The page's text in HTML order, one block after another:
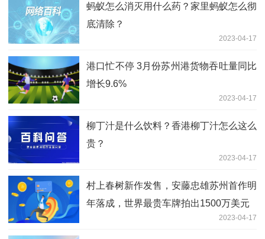
蚂蚁怎么消灭用什么药？家里蚂蚁怎么彻
底清除？
2023-04-17
港口忙不停 3月份苏州港货物吞吐量同比
增长9.6%
2023-04-17
柳丁汁是什么饮料？香港柳丁汁怎么这么
贵？
2023-04-17
村上春树新作发售，安藤忠雄苏州首作明
年落成，世界最贵车牌拍出1500万美元
2023-04-17